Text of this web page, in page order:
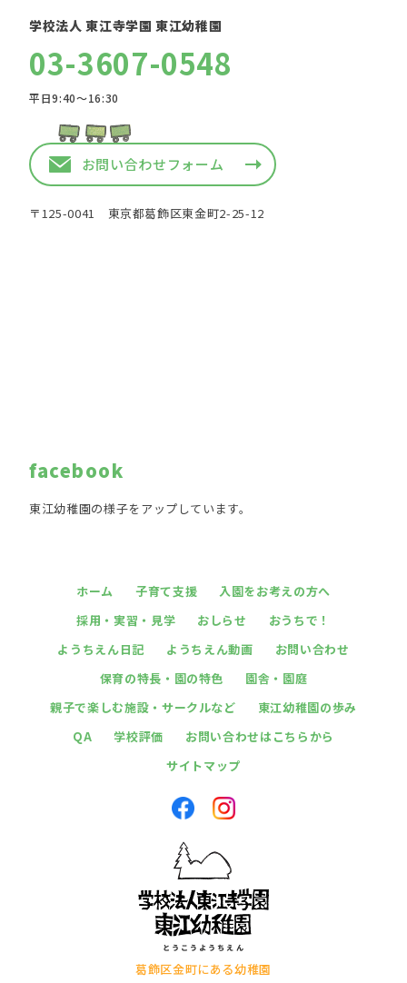
学校法人 東江寺学園 東江幼稚園
03-3607-0548
平日9:40〜16:30
お問い合わせフォーム
〒125-0041 東京都葛飾区東金町2-25-12
facebook
東江幼稚園の様子をアップしています。
ホーム 子育て支援
入園をお考えの方へ
採用・実習・見学
おしらせ
おうちで！
ようちえん日記
ようちえん動画
お問い合わせ
保育の特長・園の特色
園舎・園庭
親子で楽しむ施設・サークルなど
東江幼稚園の歩み
QA
学校評価
お問い合わせはこちらから
サイトマップ
葛飾区金町にある幼稚園